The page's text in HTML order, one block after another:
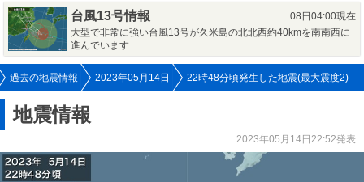
台風13号情報
08日04:00現在
大型で非常に強い台風13号が久米島の北北西約40kmを南南西に
進んでいます
過去の地震情報 2023年05月14日 22時48分頃発生した地震(最大震度2)
地震情報
2023年05月14日22:52発表